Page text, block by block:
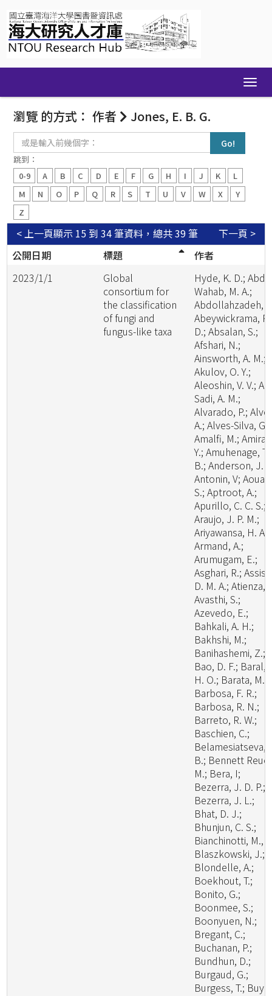
navigation
瀏覽 的方式： 作者 Jones, E. B. G.
入
前
幾
個
跳到：
0-9
A B C D E F G H I J K
L
M
N O P Q R S T U V W X
Y
Z
顯示 15 到 34 筆資料，總共 39 筆
< 上一頁
下一頁 >
公開日期
標題
作者
2023/1/1
Global
consortium for
the classification
of fungi and
fungus-like taxa
Hyde, K. D.;
Wahab, M. A.;
Abdollahzadeh,
Abeywickrama, P.
D.; Absalan, S.;
Afshari, N.;
Ainsworth, A. M.;
Akulov, O. Y.;
Aleoshin, V. V.; Al-
Sadi, A. M.;
Alvarado, P.;
A.; Alves-Silva, G.;
Amalfi, M.; Amira,
Y.; Amuhenage, T.
B.; Anderson, J.
Antonin, V; Aouali,
S.; Aptroot, A.;
Apurillo, C. C. S.;
Araujo, J. P. M.;
Ariyawansa, H. A.;
Armand, A.;
Arumugam, E.;
Asghari, R.; Assis,
D. M. A.; Atienza,
Avasthi, S.;
Azevedo, E.;
Bahkali, A. H.;
Bakhshi, M.;
Banihashemi, Z.;
Bao, D. F.; Baral,
H. O.; Barata, M.;
Barbosa, F. R.;
Barbosa, R. N.;
Barreto, R. W.;
Baschien, C.;
Belamesiatseva,
B.; Bennett
M.; Bera, I;
Bezerra, J. D. P.;
Bezerra, J. L.;
Bhat, D. J.;
Bhunjun, C. S.;
Bianchinotti, M.,
Blaszkowski, J.;
Blondelle, A.;
Boekhout, T.;
Bonito, G.;
Boonmee, S.;
Boonyuen, N.;
Bregant, C.;
Buchanan, P.;
Bundhun, D.;
Burgaud, G.;
Burgess, T.;